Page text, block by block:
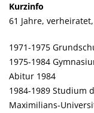
Kurzinfo
61 Jahre,
1971-1975
1975-1984
Abitur 1984
1984-1989 Studium
Maximilians-